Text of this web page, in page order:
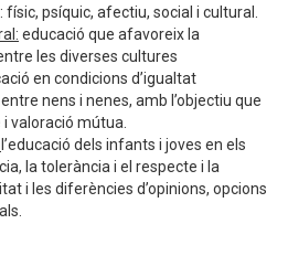
psíquic, afectiu, social i cultural.
educació que afavoreix la
les diverses cultures
en condicions d’igualtat
nens i nenes, amb l’objectiu que
valoració mútua.
l’educació dels infants i joves en els
la tolerància i el respecte i la
i les diferències d’opinions, opcions